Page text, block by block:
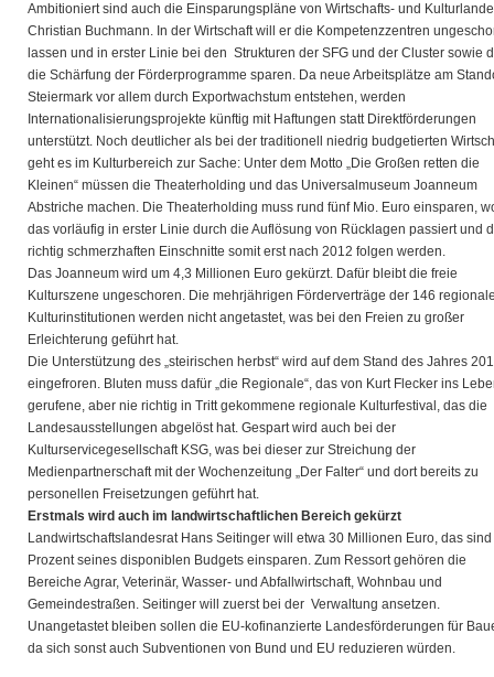
Ambitioniert sind auch die Einsparungspläne von Wirtschafts- und
Christian Buchmann. In der Wirtschaft will er die Kompetenzzentren
lassen und in erster Linie bei den Strukturen der SFG und der Cluster sowie
die Schärfung der Förderprogramme sparen. Da neue Arbeitsplätze am
Steiermark vor allem durch Exportwachstum entstehen, werden
Internationalisierungsprojekte künftig mit Haftungen statt Direktförderungen
unterstützt. Noch deutlicher als bei der traditionell niedrig budgetierten
geht es im Kulturbereich zur Sache: Unter dem Motto „Die Großen retten die
Kleinen“ müssen die Theaterholding und das Universalmuseum Joanneum
Abstriche machen. Die Theaterholding muss rund fünf Mio. Euro einsparen,
das vorläufig in erster Linie durch die Auflösung von Rücklagen passiert und
richtig schmerzhaften Einschnitte somit erst nach 2012 folgen werden.
Das Joanneum wird um 4,3 Millionen Euro gekürzt. Dafür bleibt die freie
Kulturszene ungeschoren. Die mehrjährigen Förderverträge der 146
Kulturinstitutionen werden nicht angetastet, was bei den Freien zu großer
Erleichterung geführt hat.
Die Unterstützung des „steirischen herbst“ wird auf dem Stand des Jahres
eingefroren. Bluten muss dafür „die Regionale“, das von Kurt Flecker ins
gerufene, aber nie richtig in Tritt gekommene regionale Kulturfestival, das die
Landesausstellungen abgelöst hat. Gespart wird auch bei der
Kulturservicegesellschaft KSG, was bei dieser zur Streichung der
Medienpartnerschaft mit der Wochenzeitung „Der Falter“ und dort bereits zu
personellen Freisetzungen geführt hat.
Erstmals wird auch im landwirtschaftlichen Bereich gekürzt
Landwirtschaftslandesrat Hans Seitinger will etwa 30 Millionen Euro, das
Prozent seines disponiblen Budgets einsparen. Zum Ressort gehören die
Bereiche Agrar, Veterinär, Wasser- und Abfallwirtschaft, Wohnbau und
Gemeindestraßen. Seitinger will zuerst bei der Verwaltung ansetzen.
Unangetastet bleiben sollen die EU-kofinanzierte Landesförderungen für
da sich sonst auch Subventionen von Bund und EU reduzieren würden.